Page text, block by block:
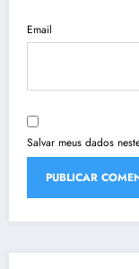
Email
Salvar meus dados